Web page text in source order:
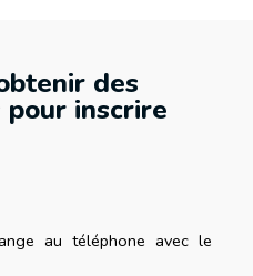
des
inscrire
au téléphone avec le